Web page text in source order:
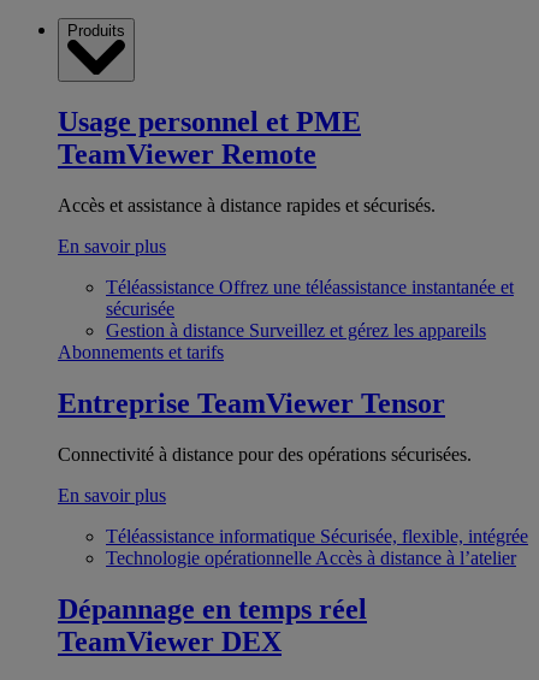
Produits
Usage personnel et PME
TeamViewer Remote
Accès et assistance à distance rapides et sécurisés.
En savoir plus
Téléassistance Offrez une téléassistance instantanée et
sécurisée
Gestion à distance Surveillez et gérez les appareils
Abonnements et tarifs
Entreprise TeamViewer Tensor
Connectivité à distance pour des opérations sécurisées.
En savoir plus
Téléassistance informatique Sécurisée, flexible, intégrée
Technologie opérationnelle Accès à distance à l’atelier
Dépannage en temps réel
TeamViewer DEX